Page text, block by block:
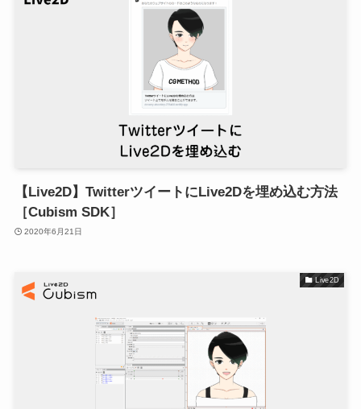
【Live2D】TwitterツイートにLive2Dを埋め込む方法
［Cubism SDK］
2020年6月21日
Live2D